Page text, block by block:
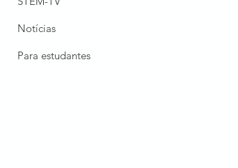
Notícias
Para estudantes